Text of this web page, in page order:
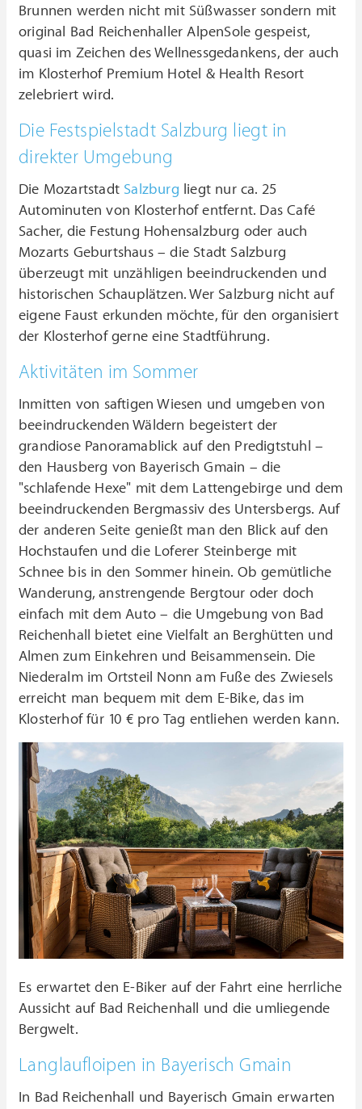
Brunnen werden nicht mit Süßwasser sondern mit
original Bad Reichenhaller AlpenSole gespeist,
quasi im Zeichen des Wellnessgedankens, der auch
im Klosterhof Premium Hotel & Health Resort
zelebriert wird.
Die Festspielstadt Salzburg liegt in
direkter Umgebung
Die Mozartstadt Salzburg liegt nur ca. 25
Autominuten von Klosterhof entfernt. Das Café
Sacher, die Festung Hohensalzburg oder auch
Mozarts Geburtshaus – die Stadt Salzburg
überzeugt mit unzähligen beeindruckenden und
historischen Schauplätzen. Wer Salzburg nicht auf
eigene Faust erkunden möchte, für den organisiert
der Klosterhof gerne eine Stadtführung.
Aktivitäten im Sommer
Inmitten von saftigen Wiesen und umgeben von
beeindruckenden Wäldern begeistert der
grandiose Panoramablick auf den Predigtstuhl –
den Hausberg von Bayerisch Gmain – die
"schlafende Hexe" mit dem Lattengebirge und dem
beeindruckenden Bergmassiv des Untersbergs. Auf
der anderen Seite genießt man den Blick auf den
Hochstaufen und die Loferer Steinberge mit
Schnee bis in den Sommer hinein. Ob gemütliche
Wanderung, anstrengende Bergtour oder doch
einfach mit dem Auto – die Umgebung von Bad
Reichenhall bietet eine Vielfalt an Berghütten und
Almen zum Einkehren und Beisammensein. Die
Niederalm im Ortsteil Nonn am Fuße des Zwiesels
erreicht man bequem mit dem E-Bike, das im
Klosterhof für 10 € pro Tag entliehen werden kann.
Es erwartet den E-Biker auf der Fahrt eine herrliche
Aussicht auf Bad Reichenhall und die umliegende
Bergwelt.
Langlaufloipen in Bayerisch Gmain
In Bad Reichenhall und Bayerisch Gmain erwarten